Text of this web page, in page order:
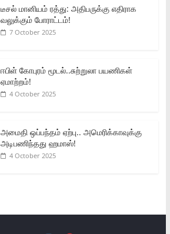
டீசல் மானியம் ரத்து: அதிபருக்கு எதிராக
வலுக்கும் போராட்டம்!
7 October 2025
ஈபிள் கோபுரம் மூடல்..சுற்றுலா பயணிகள்
ஏமாற்றம்!
4 October 2025
அமைதி ஒப்பந்தம் ஏற்பு.. அமெரிக்காவுக்கு
அடிபணிந்தது ஹமாஸ்!
4 October 2025